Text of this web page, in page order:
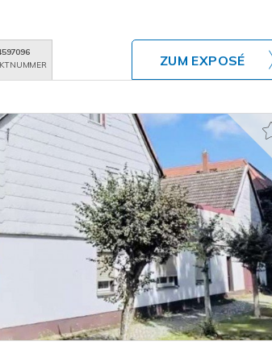
ZUM EXPOSÉ